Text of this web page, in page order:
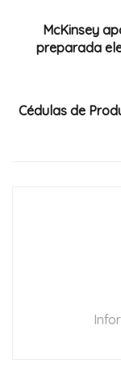
McKinsey
preparada
Cédulas de